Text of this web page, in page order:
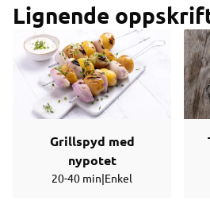
Lignende
Grillspyd med
nypotet
20-40 min|Enkel